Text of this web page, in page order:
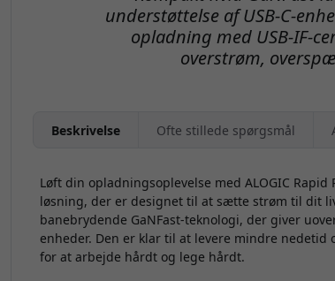
understøttelse af USB-C-
opladning med USB-IF-
overstrøm,
Beskrivelse Ofte stillede spørgsmål
Løft din opladningsoplevelse med ALOGIC
løsning, der er designet til at sætte strøm til dit
banebrydende GaNFast-teknologi, der giver
enheder. Den er klar til at levere mindre
for at arbejde hårdt og lege hårdt.